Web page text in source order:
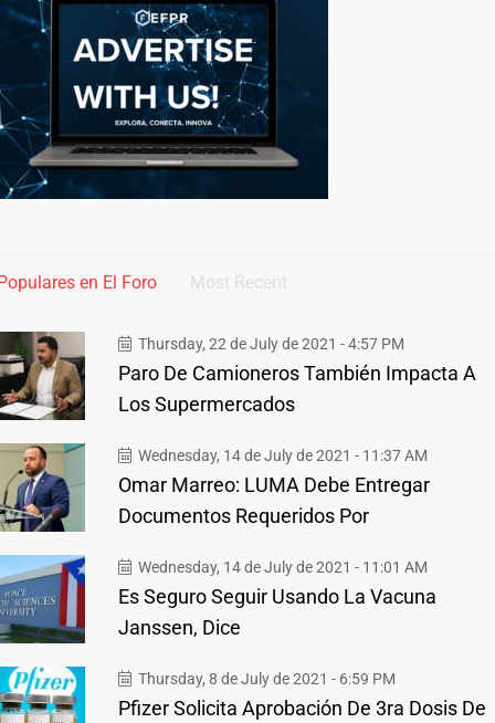
en El Foro Most Recent
Thursday, 22 de July de 2021 - 4:57 PM
Paro De Camioneros También Impacta A
Los Supermercados
Wednesday, 14 de July de 2021 - 11:37 AM
Omar Marreo: LUMA Debe Entregar
Documentos Requeridos Por
Wednesday, 14 de July de 2021 - 11:01 AM
Es Seguro Seguir Usando La Vacuna
Janssen, Dice
Thursday, 8 de July de 2021 - 6:59 PM
Pfizer Solicita Aprobación De 3ra Dosis De